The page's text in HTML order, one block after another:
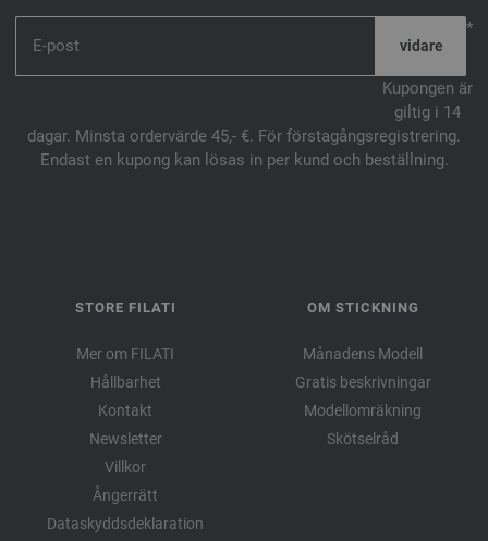
*
Kupongen är
giltig i 14
dagar. Minsta ordervärde 45,- €. För förstagångsregistrering.
Endast en kupong kan lösas in per kund och beställning.
STORE FILATI
Mer om FILATI
Hållbarhet
Kontakt
Newsletter
Villkor
Ångerrätt
Dataskyddsdeklaration
OM STICKNING
Månadens Modell
Gratis beskrivningar
Modellomräkning
Skötselråd